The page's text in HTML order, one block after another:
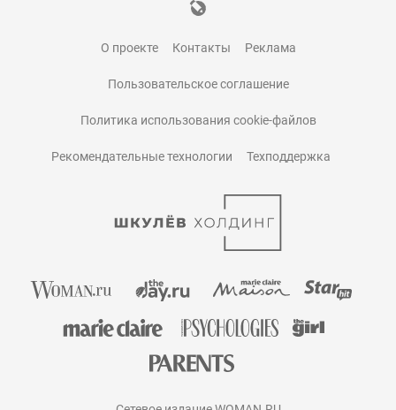
О проекте Контакты Реклама
Пользовательское соглашение
Политика использования cookie-файлов
Рекомендательные технологии Техподдержка